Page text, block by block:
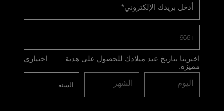
أدخل بريدك الإلكتروني*
+966
اخبرينا بتاريخ عيد ميلادك للحصول على هدية
مميزة.
اختياري
اليوم الشهر